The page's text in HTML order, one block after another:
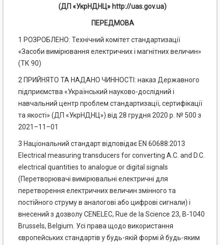
(ДП «УкрНДНЦ» http://uas.gov.ua)
ПЕРЕДМОВА
1 РОЗРОБЛЕНО: Технічний комітет стандартизації
«Засоби вимірювання електричних і магнітних величин»
(ТК 90)
2 ПРИЙНЯТО ТА НАДАНО ЧИННОСТІ: наказ Державного
підприємства «Український науково-дослідний і
навчальний центр проблем стандартизації, сертифікації
та якості» (ДП «УкрНДНЦ») від 28 грудня 2020 р. № 500 з
2021–11–01
3 Національний стандарт відповідає EN 60688:2013
Electrical measuring transducers for converting A.C. and D.C.
electrical quantities to analogue or digital signals
(Перетворювачі вимірювальні електричні для
перетворення електричних величин змінного та
постійного струму в аналогові або цифрові сигнали) і
внесений з дозволу CENELEC, Rue de la Science 23, B-1040
Brussels, Belgium. Усі права щодо використання
європейських стандартів у будь-якій формі й будь-яким